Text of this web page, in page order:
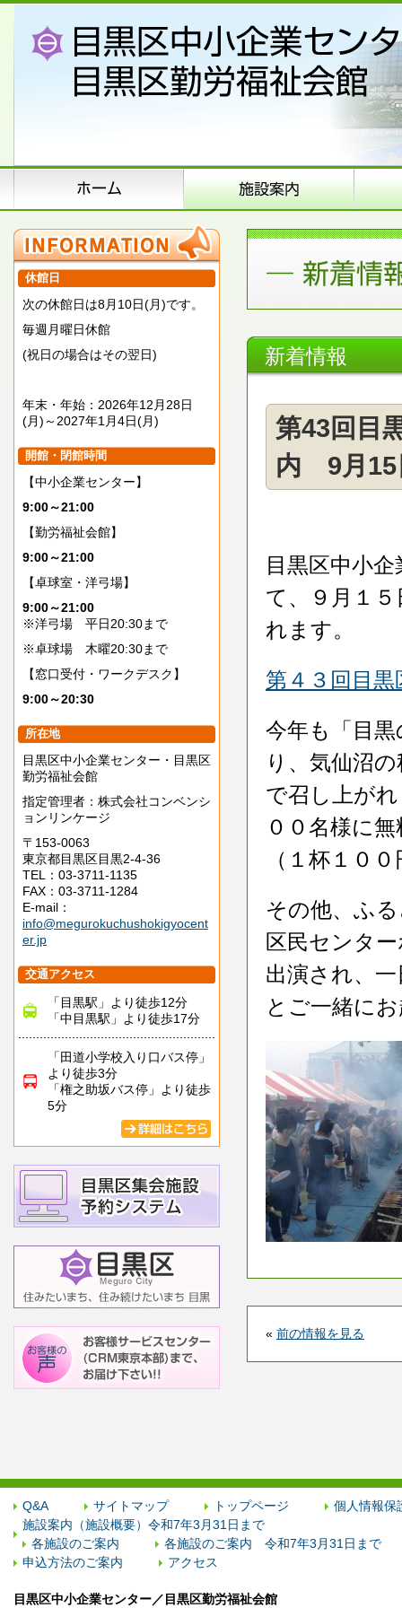
休館日
次の休館日は8月10日(月)です。
毎週月曜日休館
(祝日の場合はその翌日)
年末・年始：2026年12月28日
(月)～2027年1月4日(月)
開館・閉館時間
【中小企業センター】
9:00～21:00
【勤労福祉会館】
9:00～21:00
【卓球室・洋弓場】
9:00～21:00
※洋弓場 平日20:30まで
※卓球場 木曜20:30まで
【窓口受付・ワークデスク】
9:00～20:30
所在地
目黒区中小企業センター・目黒区
勤労福祉会館
指定管理者：株式会社コンベンシ
ョンリンケージ
〒153-0063
東京都目黒区目黒2-4-36
TEL：03-3711-1135
FAX：03-3711-1284
E-mail：
info@megurokuchushokigyocent
er.jp
交通アクセス
「目黒駅」より徒歩12分
「中目黒駅」より徒歩17分
「田道小学校入り口バス停」
より徒歩3分
「権之助坂バス停」より徒歩
5分
新着情報
第43回目
内 9月15
目黒区中小
て、９月１
れます。
第４３回目
今年も「目
り、気仙沼
で召し上が
００名様に
（１杯１０
その他、ふ
区民センタ
出演され、
とご一緒に
« 前の情報を見る
Q&A サイトマップ トップページ
個人情報保
施設案内（施設概要）令和7年3月31日まで
各施設のご案内
各施設のご案内 令和7年3月31日まで
申込方法のご案内
アクセス
目黒区中小企業センター／目黒区勤労福祉会館